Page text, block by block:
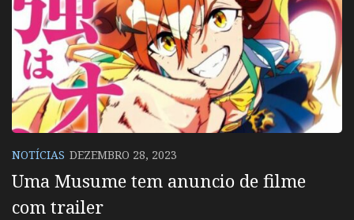
NOTÍCIAS DEZEMBRO 28, 2023
Uma Musume tem anuncio de filme
com trailer